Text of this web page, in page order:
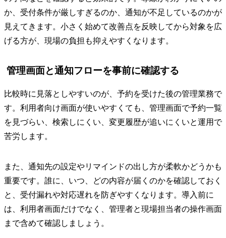
か、受付条件が厳しすぎるのか、通知が不足しているのかが
見えてきます。小さく始めて改善点を反映してから対象を広
げる方が、現場の負担も抑えやすくなります。
管理画面と通知フローを事前に確認する
比較時に見落としやすいのが、予約を受けた後の管理業務で
す。利用者向け画面が使いやすくても、管理画面で予約一覧
を見づらい、検索しにくい、変更履歴が追いにくいと運用で
苦労します。
また、通知先の設定やリマインドの出し方が柔軟かどうかも
重要です。誰に、いつ、どの内容が届くのかを確認しておく
と、受付漏れや対応遅れを防ぎやすくなります。導入前に
は、利用者画面だけでなく、管理者と現場担当者の操作画面
まで含めて確認しましょう。